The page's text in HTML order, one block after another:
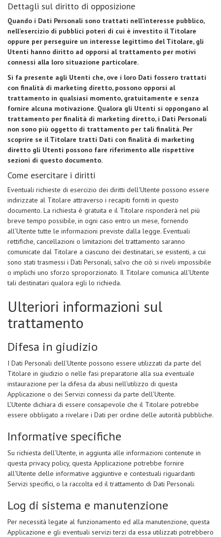
Dettagli sul diritto di opposizione
Quando i Dati Personali sono trattati nell’interesse pubblico,
nell’esercizio di pubblici poteri di cui è investito il Titolare
oppure per perseguire un interesse legittimo del Titolare, gli
Utenti hanno diritto ad opporsi al trattamento per motivi
connessi alla loro situazione particolare.
Si fa presente agli Utenti che, ove i loro Dati fossero trattati
con finalità di marketing diretto, possono opporsi al
trattamento in qualsiasi momento, gratuitamente e senza
fornire alcuna motivazione. Qualora gli Utenti si oppongano al
trattamento per finalità di marketing diretto, i Dati Personali
non sono più oggetto di trattamento per tali finalità. Per
scoprire se il Titolare tratti Dati con finalità di marketing
diretto gli Utenti possono fare riferimento alle rispettive
sezioni di questo documento.
Come esercitare i diritti
Eventuali richieste di esercizio dei diritti dell'Utente possono essere
indirizzate al Titolare attraverso i recapiti forniti in questo
documento. La richiesta è gratuita e il Titolare risponderà nel più
breve tempo possibile, in ogni caso entro un mese, fornendo
all’Utente tutte le informazioni previste dalla legge. Eventuali
rettifiche, cancellazioni o limitazioni del trattamento saranno
comunicate dal Titolare a ciascuno dei destinatari, se esistenti, a cui
sono stati trasmessi i Dati Personali, salvo che ciò si riveli impossibile
o implichi uno sforzo sproporzionato. Il Titolare comunica all'Utente
tali destinatari qualora egli lo richieda.
Ulteriori informazioni sul
trattamento
Difesa in giudizio
I Dati Personali dell’Utente possono essere utilizzati da parte del
Titolare in giudizio o nelle fasi preparatorie alla sua eventuale
instaurazione per la difesa da abusi nell'utilizzo di questa
Applicazione o dei Servizi connessi da parte dell’Utente.
L’Utente dichiara di essere consapevole che il Titolare potrebbe
essere obbligato a rivelare i Dati per ordine delle autorità pubbliche.
Informative specifiche
Su richiesta dell’Utente, in aggiunta alle informazioni contenute in
questa privacy policy, questa Applicazione potrebbe fornire
all'Utente delle informative aggiuntive e contestuali riguardanti
Servizi specifici, o la raccolta ed il trattamento di Dati Personali.
Log di sistema e manutenzione
Per necessità legate al funzionamento ed alla manutenzione, questa
Applicazione e gli eventuali servizi terzi da essa utilizzati potrebbero